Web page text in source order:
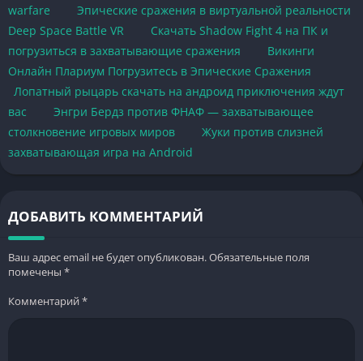
warfare
Эпические сражения в виртуальной реальности
Deep Space Battle VR
Скачать Shadow Fight 4 на ПК и
погрузиться в захватывающие сражения
Викинги
Онлайн Плариум Погрузитесь в Эпические Сражения
Лопатный рыцарь скачать на андроид приключения ждут
вас
Энгри Бердз против ФНАФ — захватывающее
столкновение игровых миров
Жуки против слизней
захватывающая игра на Android
ДОБАВИТЬ КОММЕНТАРИЙ
Ваш адрес email не будет опубликован.Обязательные поля
помечены *
Комментарий*